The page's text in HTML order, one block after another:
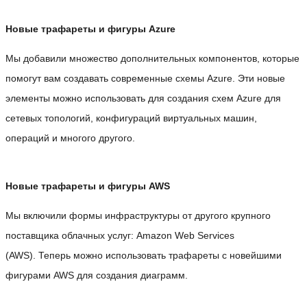
Новые трафареты и фигуры Azure
Мы добавили множество дополнительных компонентов, которые
помогут вам создавать современные схемы Azure. Эти новые
элементы можно использовать для создания схем Azure для
сетевых топологий, конфигураций виртуальных машин,
операций и многого другого.
Новые трафареты и фигуры AWS
Мы включили формы инфраструктуры от другого крупного
поставщика облачных услуг: Amazon Web Services
(AWS). Теперь можно использовать трафареты с новейшими
фигурами AWS для создания диаграмм.